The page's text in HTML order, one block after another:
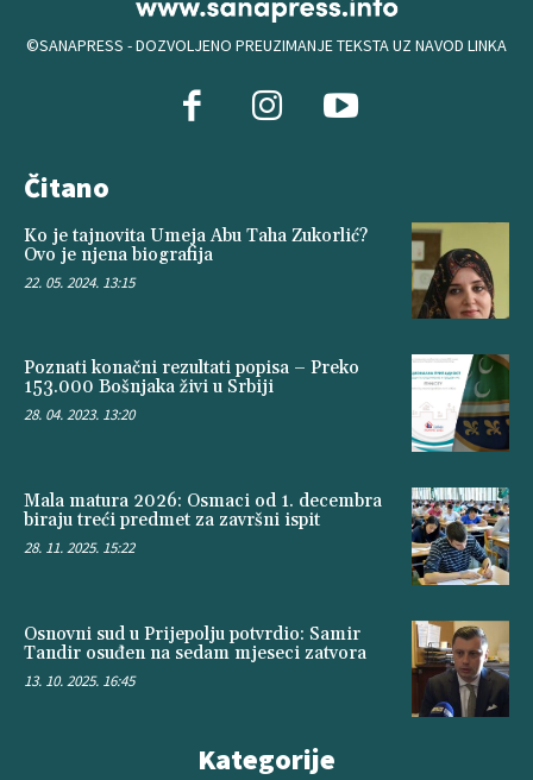
©SANAPRESS - DOZVOLJENO PREUZIMANJE TEKSTA UZ NAVOD LINKA
Čitano
Ko je tajnovita Umeja Abu Taha Zukorlić?
Ovo je njena biografija
22. 05. 2024. 13:15
Poznati konačni rezultati popisa – Preko
153.000 Bošnjaka živi u Srbiji
28. 04. 2023. 13:20
Mala matura 2026: Osmaci od 1. decembra
biraju treći predmet za završni ispit
28. 11. 2025. 15:22
Osnovni sud u Prijepolju potvrdio: Samir
Tandir osuđen na sedam mjeseci zatvora
13. 10. 2025. 16:45
Kategorije